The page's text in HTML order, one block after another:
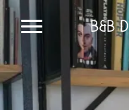
B&B